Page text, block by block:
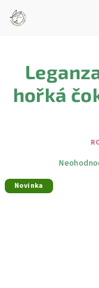
obsah
hořká
Průměrné
Novinka